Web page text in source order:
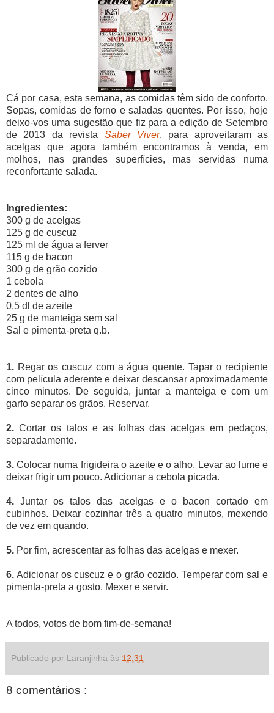
Cá por casa, esta semana, as comidas têm sido de conforto.
Sopas, comidas de forno e saladas quentes. Por isso, hoje
deixo-vos uma sugestão que fiz para a edição de Setembro
de 2013 da revista Saber Viver, para aproveitaram as
acelgas que agora também encontramos à venda, em
molhos, nas grandes superfícies, mas servidas numa
reconfortante salada.
Ingredientes:
300 g de acelgas
125 g de cuscuz
125 ml de água a ferver
115 g de bacon
300 g de grão cozido
1 cebola
2 dentes de alho
0,5 dl de azeite
25 g de manteiga sem sal
Sal e pimenta-preta q.b.
1. Regar os cuscuz com a água quente. Tapar o recipiente
com película aderente e deixar descansar aproximadamente
cinco minutos. De seguida, juntar a manteiga e com um
garfo separar os grãos. Reservar.
2. Cortar os talos e as folhas das acelgas em pedaços,
separadamente.
3. Colocar numa frigideira o azeite e o alho. Levar ao lume e
deixar frigir um pouco. Adicionar a cebola picada.
4. Juntar os talos das acelgas e o bacon cortado em
cubinhos. Deixar cozinhar três a quatro minutos, mexendo
de vez em quando.
5. Por fim, acrescentar as folhas das acelgas e mexer.
6. Adicionar os cuscuz e o grão cozido. Temperar com sal e
pimenta-preta a gosto. Mexer e servir.
A todos, votos de bom fim-de-semana!
Publicado por Laranjinha às 12:31
8 comentários :